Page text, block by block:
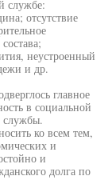
службе:
отсутствие
неустроенный
и др.
главное
в социальной
службы.
ко всем тем,
и
и
долга по